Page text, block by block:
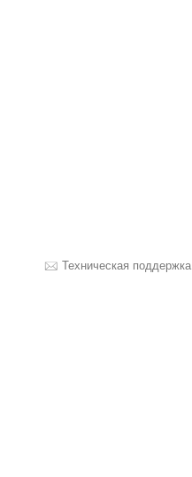
Техническая поддержка